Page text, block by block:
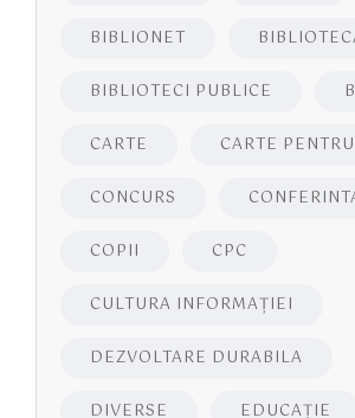
BIBLIONET
BIBLIOTECI PUBLICE
CARTE CARTE
CONCURS
COPII CPC
CULTURA INFORMAŢIEI
DEZVOLTARE DURABILA
DIVERSE EDUCAŢIE